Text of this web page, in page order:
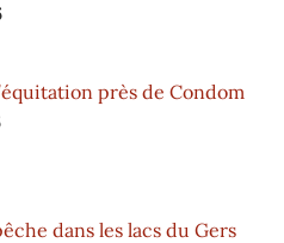
près de Condom
dans les lacs du Gers